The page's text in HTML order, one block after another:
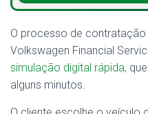
O processo de
Volkswagen Financial
simulação digital rápida,
alguns minutos.